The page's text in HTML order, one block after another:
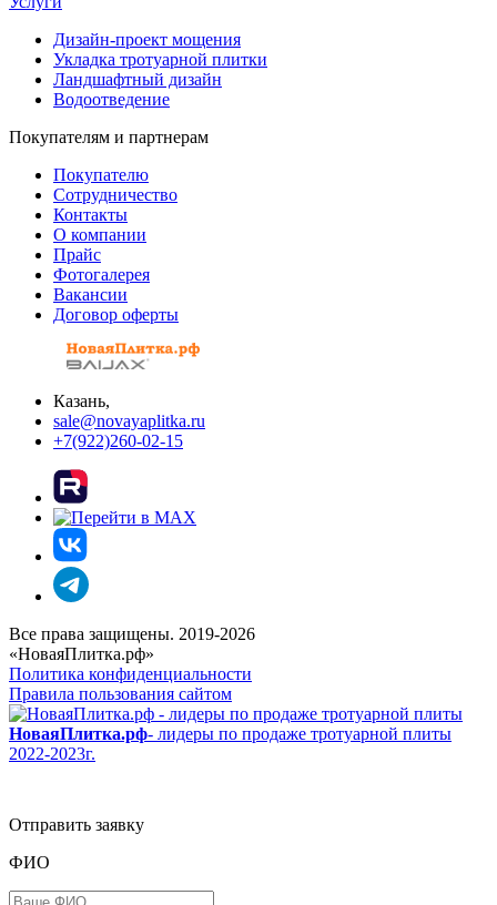
Дизайн-проект мощения
Укладка тротуарной плитки
Ландшафтный дизайн
Водоотведение
Покупателям и партнерам
Покупателю
Сотрудничество
Контакты
О компании
Прайс
Фотогалерея
Вакансии
Договор оферты
Казань,
sale@novayaplitka.ru
+7(922)260-02-15
Все права защищены. 2019-2026
«НоваяПлитка.рф»
Политика конфиденциальности
Правила пользования сайтом
НоваяПлитка.рф- лидеры по продаже тротуарной плиты
2022-2023г.
Отправить заявку
ФИО